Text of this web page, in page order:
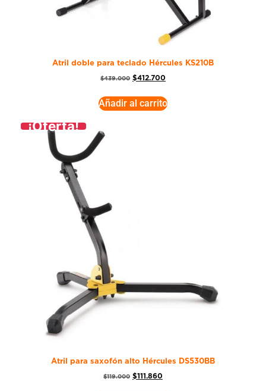
Atril doble para teclado Hércules KS210B
$439.000 $412.700
Añadir al carrito
¡Oferta!
Atril para saxofón alto Hércules DS530BB
$119.000 $111.860